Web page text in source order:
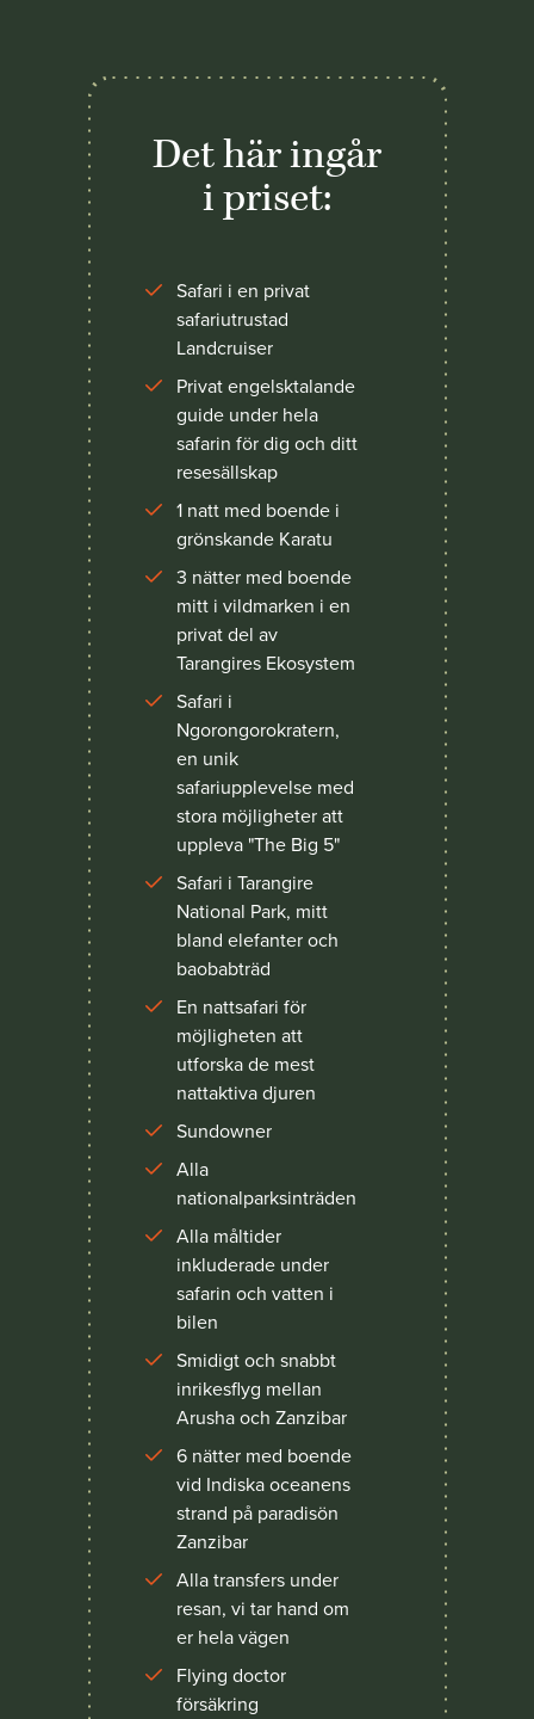
Det här ingår
i priset:
Safari i en privat
safariutrustad
Landcruiser
Privat engelsktalande
guide under hela
safarin för dig och ditt
resesällskap
1 natt med boende i
grönskande Karatu
3 nätter med boende
mitt i vildmarken i en
privat del av
Tarangires Ekosystem
Safari i
Ngorongorokratern,
en unik
safariupplevelse med
stora möjligheter att
uppleva "The Big 5"
Safari i Tarangire
National Park, mitt
bland elefanter och
baobabträd
En nattsafari för
möjligheten att
utforska de mest
nattaktiva djuren
Sundowner
Alla
nationalparksinträden
Alla måltider
inkluderade under
safarin och vatten i
bilen
Smidigt och snabbt
inrikesflyg mellan
Arusha och Zanzibar
6 nätter med boende
vid Indiska oceanens
strand på paradisön
Zanzibar
Alla transfers under
resan, vi tar hand om
er hela vägen
Flying doctor
försäkring